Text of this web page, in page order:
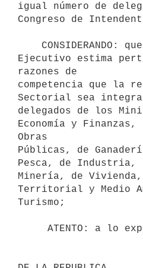
igual número de
Congreso de
Ejecutivo estima
razones de
competencia que la
Sectorial sea
delegados de los
Economía y
Obras
Públicas, de
Pesca, de Industria,
Minería, de Vivienda,
Territorial y Medio
Turismo;